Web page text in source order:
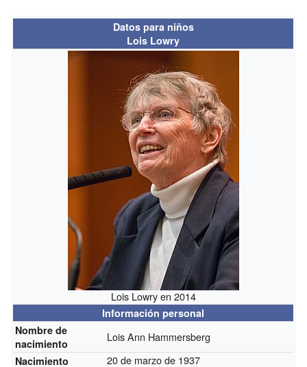
Datos para niños
Lois Lowry
Lois Lowry en 2014
Información personal
Nombre de
nacimiento
Lois Ann Hammersberg
Nacimiento
20 de marzo de 1937